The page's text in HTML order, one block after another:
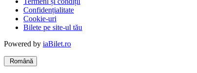
Confidențialitate
Cookie-uri
Bilete pe site-ul tău
Powered by iaBilet.ro
Română